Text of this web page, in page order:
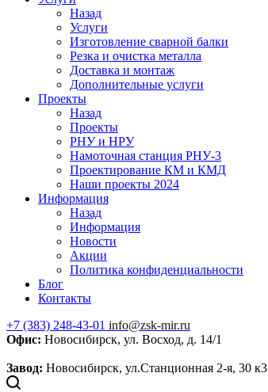
Назад
Услуги
Изготовление сварной балки
Резка и очистка металла
Доставка и монтаж
Дополнительные услуги
Проекты
Назад
Проекты
РНУ и НРУ
Намоточная станция РНУ-3
Проектирование КМ и КМД
Наши проекты 2024
Информация
Назад
Информация
Новости
Акции
Политика конфиденциальности
Блог
Контакты
+7 (383) 248-43-01 info@zsk-mir.ru
Офис: Новосибирск, ул. Восход, д. 14/1
Завод: Новосибирск, ул.Станционная 2-я, 30 к3